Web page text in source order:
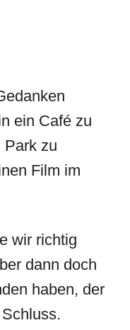
ein Café zu
Park zu
Film im
wir richtig
dann doch
haben, der